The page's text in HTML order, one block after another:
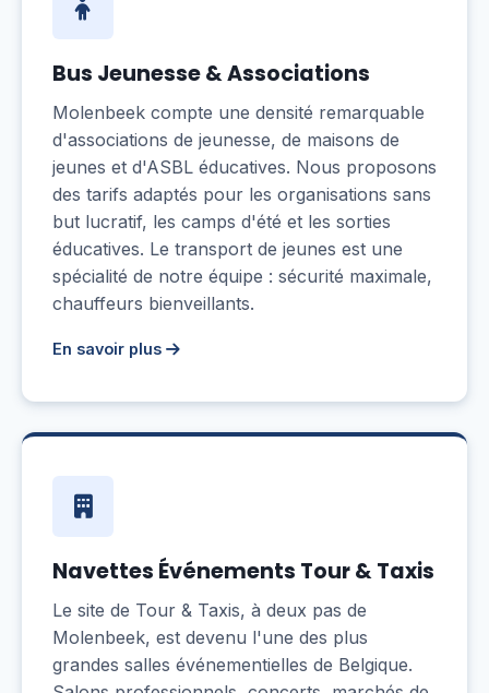
Bus Jeunesse & Associations
Molenbeek compte une densité remarquable
d'associations de jeunesse, de maisons de
jeunes et d'ASBL éducatives. Nous proposons
des tarifs adaptés pour les organisations sans
but lucratif, les camps d'été et les sorties
éducatives. Le transport de jeunes est une
spécialité de notre équipe : sécurité maximale,
chauffeurs bienveillants.
En savoir plus
Navettes Événements Tour & Taxis
Le site de Tour & Taxis, à deux pas de
Molenbeek, est devenu l'une des plus
grandes salles événementielles de Belgique.